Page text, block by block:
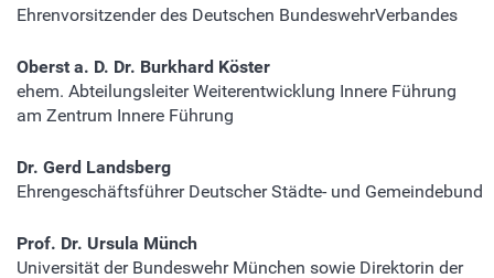
Ehrenvorsitzender des Deutschen BundeswehrVerbandes
Oberst a. D. Dr. Burkhard Köster
ehem. Abteilungsleiter Weiterentwicklung Innere Führung
am Zentrum Innere Führung
Dr. Gerd Landsberg
Ehrengeschäftsführer Deutscher Städte- und Gemeindebund
Prof. Dr. Ursula Münch
Universität der Bundeswehr München sowie Direktorin der